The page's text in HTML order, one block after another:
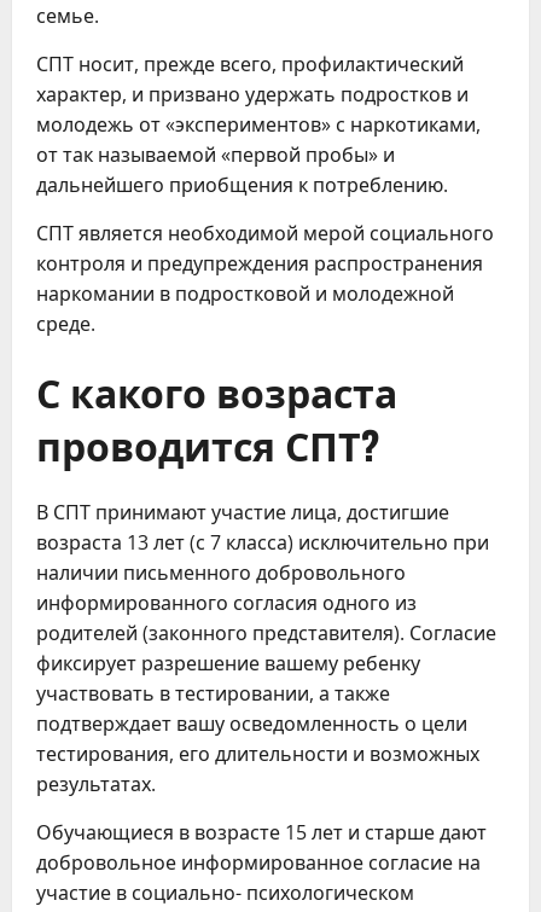
семье.
СПТ носит, прежде всего, профилактический
характер, и призвано удержать подростков и
молодежь от «экспериментов» с наркотиками,
от так называемой «первой пробы» и
дальнейшего приобщения к потреблению.
СПТ является необходимой мерой социального
контроля и предупреждения распространения
наркомании в подростковой и молодежной
среде.
С какого возраста
проводится СПТ?
В СПТ принимают участие лица, достигшие
возраста 13 лет (с 7 класса) исключительно при
наличии письменного добровольного
информированного согласия одного из
родителей (законного представителя). Согласие
фиксирует разрешение вашему ребенку
участвовать в тестировании, а также
подтверждает вашу осведомленность о цели
тестирования, его длительности и возможных
результатах.
Обучающиеся в возрасте 15 лет и старше дают
добровольное информированное согласие на
участие в социально- психологическом